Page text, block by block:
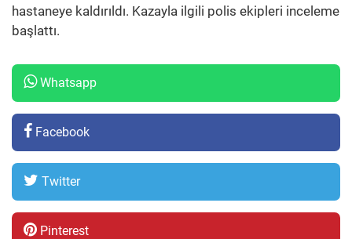
hastaneye kaldırıldı. Kazayla ilgili polis ekipleri inceleme
başlattı.
Whatsapp
Facebook
Twitter
Pinterest